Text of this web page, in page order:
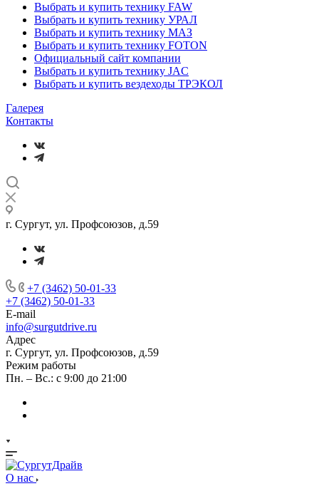
Выбрать и купить технику FAW
Выбрать и купить технику УРАЛ
Выбрать и купить технику МАЗ
Выбрать и купить технику FOTON
Официальный сайт компании
Выбрать и купить технику JAC
Выбрать и купить вездеходы ТРЭКОЛ
Галерея
Контакты
г. Сургут, ул. Профсоюзов, д.59
+7 (3462) 50-01-33
+7 (3462) 50-01-33
E-mail
info@surgutdrive.ru
Адрес
г. Сургут, ул. Профсоюзов, д.59
Режим работы
Пн. – Вс.: с 9:00 до 21:00
О нас